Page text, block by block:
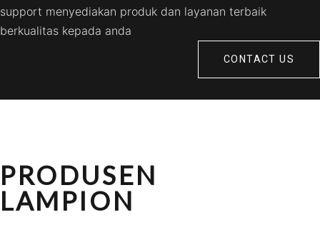
support menyediakan produk dan layanan terbaik
berkualitas kepada anda
CONTACT US
PRODUSEN
LAMPION